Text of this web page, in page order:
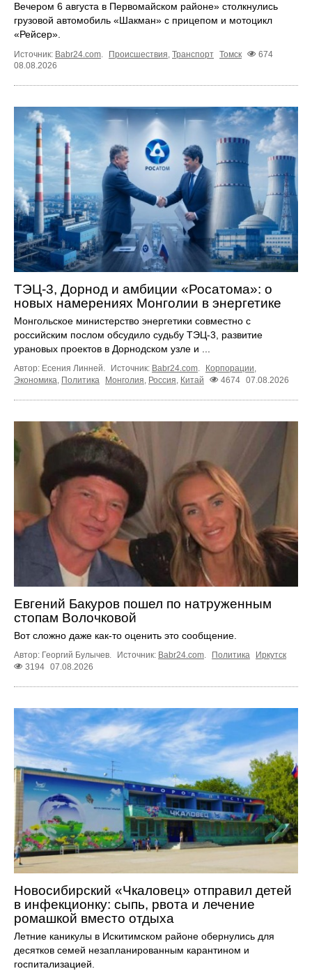
Вечером 6 августа в Первомайском районе» столкнулись
грузовой автомобиль «Шакман» с прицепом и мотоцикл
«Рейсер».
Источник: Babr24.com. Происшествия, Транспорт Томск
674
08.08.2026
ТЭЦ-3, Дорнод и амбиции «Росатома»: о
новых намерениях Монголии в энергетике
Монгольское министерство энергетики совместно с
российским послом обсудило судьбу ТЭЦ‑3, развитие
урановых проектов в Дорнодском узле и ...
Автор: Есения Линней. Источник: Babr24.com. Корпорации,
Экономика, Политика Монголия, Россия, Китай 4674 07.08.2026
Евгений Бакуров пошел по натруженным
стопам Волочковой
Вот сложно даже как-то оценить это сообщение.
Автор: Георгий Булычев. Источник: Babr24.com Политика
Иркутск
3194 07.08.2026
Новосибирский «Чкаловец» отправил детей
в инфекционку: сыпь, рвота и лечение
ромашкой вместо отдыха
Летние каникулы в Искитимском районе обернулись для
десятков семей незапланированным карантином и
госпитализацией.